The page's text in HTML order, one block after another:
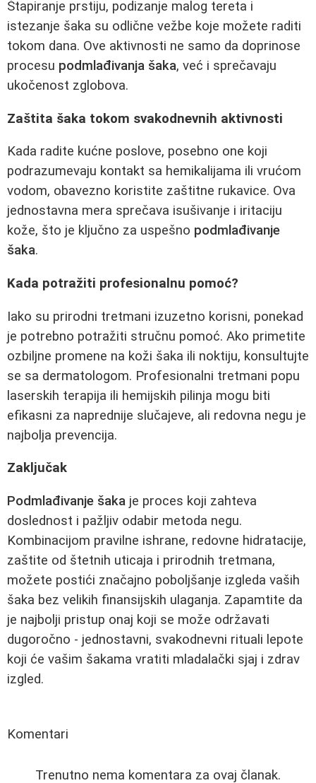
Štapiranje prstiju, podizanje malog tereta i
istezanje šaka su odlične vežbe koje možete raditi
tokom dana. Ove aktivnosti ne samo da doprinose
procesu podmlađivanja šaka, već i sprečavaju
ukočenost zglobova.
Zaštita šaka tokom svakodnevnih aktivnosti
Kada radite kućne poslove, posebno one koji
podrazumevaju kontakt sa hemikalijama ili vrućom
vodom, obavezno koristite zaštitne rukavice. Ova
jednostavna mera sprečava isušivanje i iritaciju
kože, što je ključno za uspešno podmlađivanje
šaka.
Kada potražiti profesionalnu pomoć?
Iako su prirodni tretmani izuzetno korisni, ponekad
je potrebno potražiti stručnu pomoć. Ako primetite
ozbiljne promene na koži šaka ili noktiju, konsultujte
se sa dermatologom. Profesionalni tretmani popu
laserskih terapija ili hemijskih pilinja mogu biti
efikasni za naprednije slučajeve, ali redovna negu je
najbolja prevencija.
Zaključak
Podmlađivanje šaka je proces koji zahteva
doslednost i pažljiv odabir metoda negu.
Kombinacijom pravilne ishrane, redovne hidratacije,
zaštite od štetnih uticaja i prirodnih tretmana,
možete postići značajno poboljšanje izgleda vaših
šaka bez velikih finansijskih ulaganja. Zapamtite da
je najbolji pristup onaj koji se može održavati
dugoročno - jednostavni, svakodnevni rituali lepote
koji će vašim šakama vratiti mladalački sjaj i zdrav
izgled.
Komentari
Trenutno nema komentara za ovaj članak.